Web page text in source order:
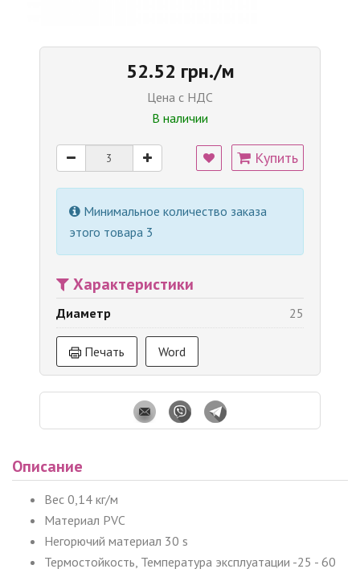
52.52 грн./м
Цена с НДС
В наличии
Купить
Минимальное количество заказа
этого товара 3
Характеристики
Диаметр 25
Печать Word
Описание
Вес 0,14 кг/м
Материал PVC
Негорючий материал 30 s
Термостойкость, Температура эксплуатации -25 - 60